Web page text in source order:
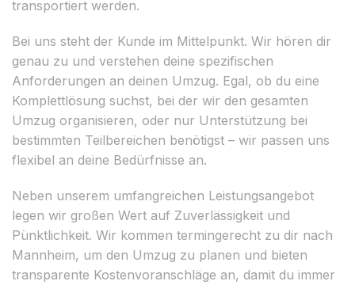
transportiert werden.
Bei uns steht der Kunde im Mittelpunkt. Wir hören dir
genau zu und verstehen deine spezifischen
Anforderungen an deinen Umzug. Egal, ob du eine
Komplettlösung suchst, bei der wir den gesamten
Umzug organisieren, oder nur Unterstützung bei
bestimmten Teilbereichen benötigst – wir passen uns
flexibel an deine Bedürfnisse an.
Neben unserem umfangreichen Leistungsangebot
legen wir großen Wert auf Zuverlässigkeit und
Pünktlichkeit. Wir kommen termingerecht zu dir nach
Mannheim, um den Umzug zu planen und bieten
transparente Kostenvoranschläge an, damit du immer